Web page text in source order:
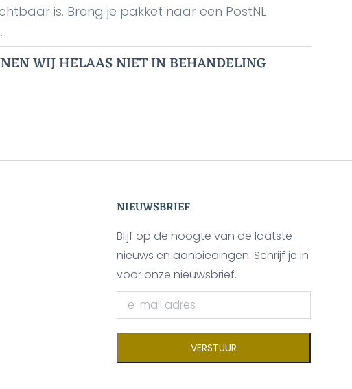
is. Breng je pakket naar een PostNL
WIJ HELAAS NIET IN BEHANDELING
NIEUWSBRIEF
Blijf op de hoogte van de laatste
nieuws en aanbiedingen. Schrijf je in
voor onze nieuwsbrief.